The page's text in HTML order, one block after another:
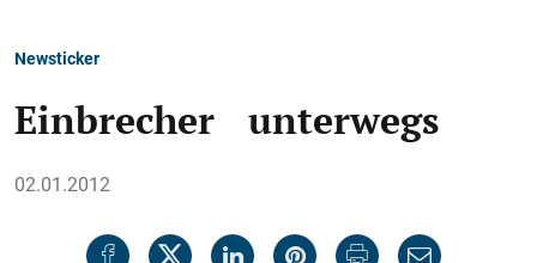
Newsticker
Einbrecher unterwegs
02.01.2012